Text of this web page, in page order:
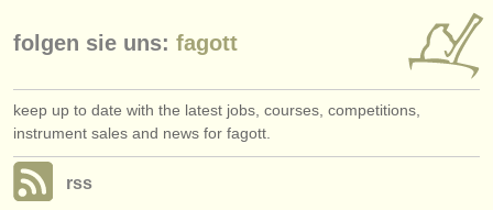
folgen sie uns: fagott
keep up to date with the latest jobs, courses, competitions,
instrument sales and news for fagott.
rss